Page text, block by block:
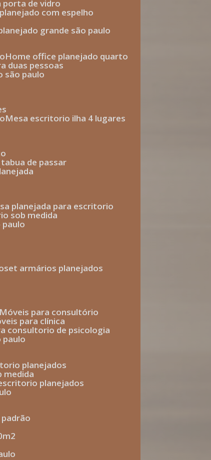
porta de vidro
com espelho
grande são paulo
home office planejado quarto
duas pessoas
são paulo
mesa escritorio ilha 4 lugares
de passar
planejada para escritorio
sob medida
paulo
armários planejados
móveis para consultório
para clínica
consultorio de psicologia
paulo
planejados
medida
escritorio planejados